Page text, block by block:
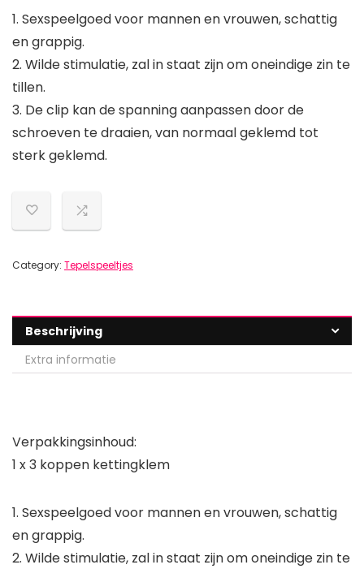
1. Sexspeelgoed voor mannen en vrouwen, schattig
en grappig.
2. Wilde stimulatie, zal in staat zijn om oneindige zin te
tillen.
3. De clip kan de spanning aanpassen door de
schroeven te draaien, van normaal geklemd tot
sterk geklemd.
Category: Tepelspeeltjes
Beschrijving
Extra informatie
Verpakkingsinhoud:
1 x 3 koppen kettingklem
1. Sexspeelgoed voor mannen en vrouwen, schattig
en grappig.
2. Wilde stimulatie, zal in staat zijn om oneindige zin te